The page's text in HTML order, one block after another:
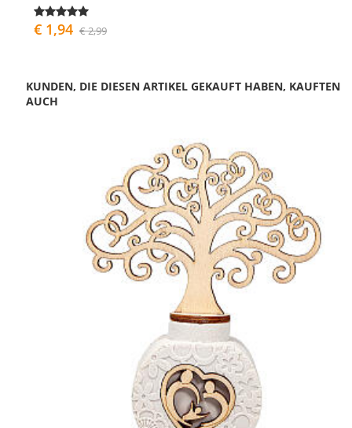
€ 1,94 € 2,99
KUNDEN, DIE DIESEN ARTIKEL GEKAUFT HABEN, KAUFTEN
AUCH